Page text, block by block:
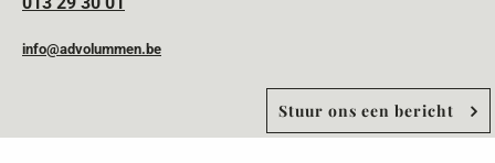
info@advolummen.be
Stuur ons een bericht